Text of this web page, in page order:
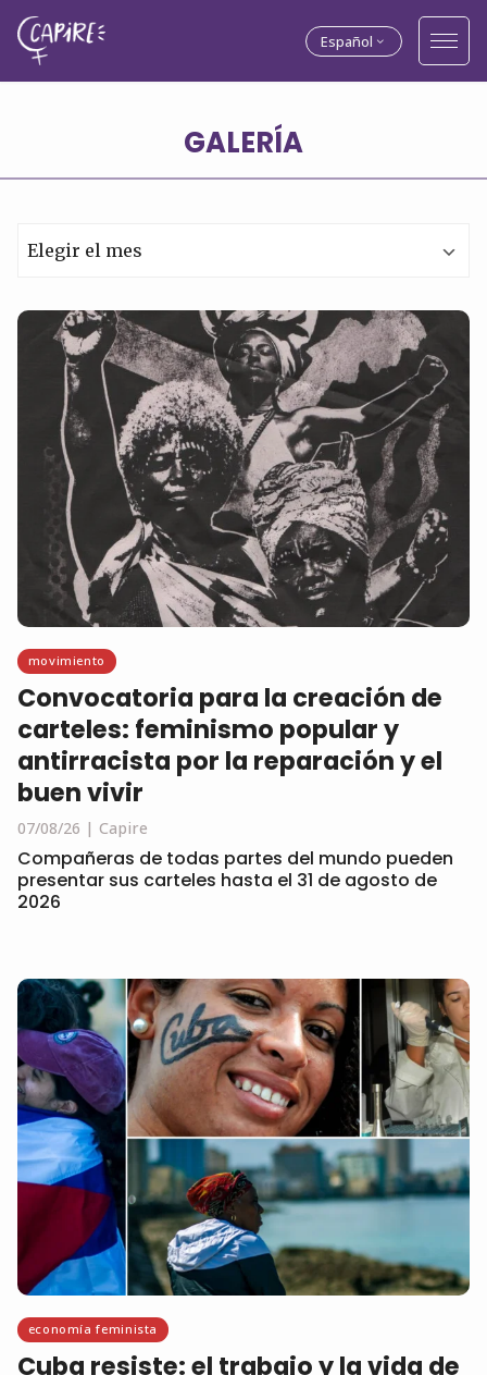
Español
GALERÍA
movimiento
Convocatoria para la creación de
carteles: feminismo popular y
antirracista por la reparación y el
buen vivir
07/08/26 Capire
Compañeras de todas partes del mundo pueden
presentar sus carteles hasta el 31 de agosto de
2026
economía feminista
Cuba resiste: el trabajo y la vida de